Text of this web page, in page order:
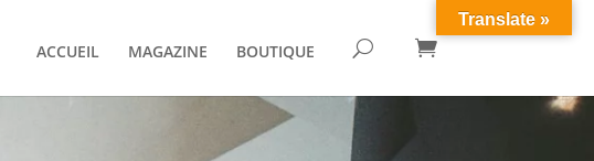
ACCUEIL MAGAZINE BOUTIQUE U 
Translate »